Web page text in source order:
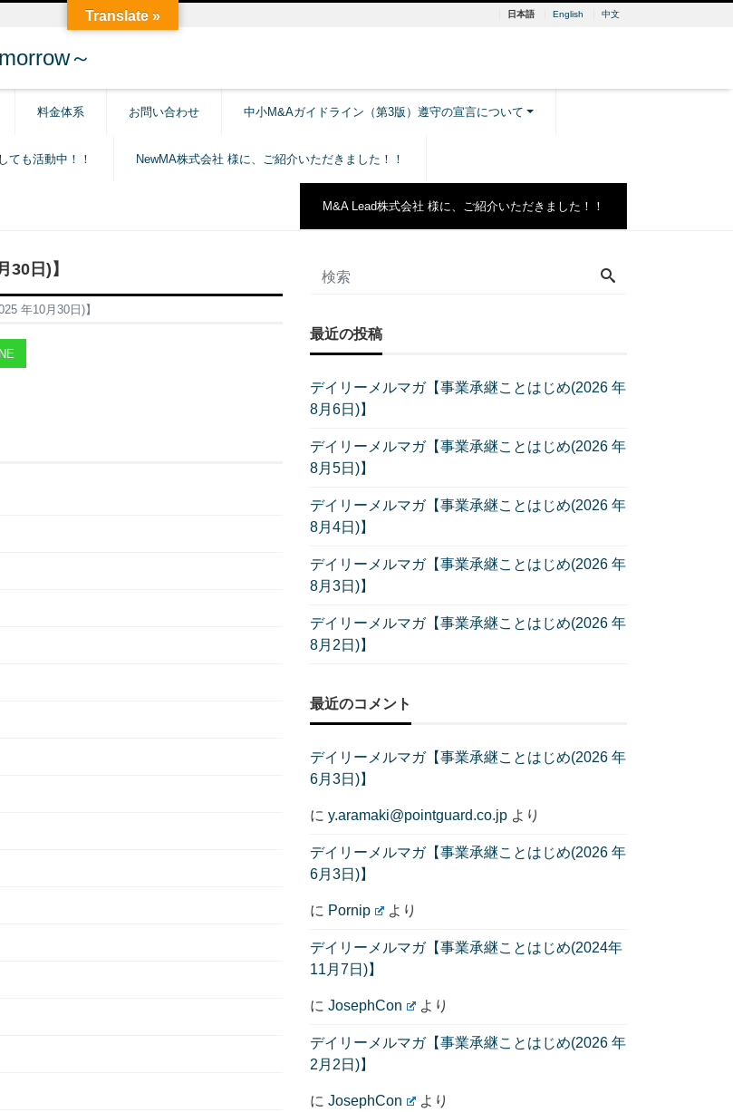
日本語 English 中文
～
料金体系 お問い合わせ 中小M&Aガイドライン（第3版）遵守の宣言について
ても活動中！！ NewMA株式会社 様に、ご紹介いただきました！！
M&A Lead株式会社 様に、ご紹介いただきました！！
日)】
年10月30日)】
最近の投稿
デイリーメルマガ【事業承継ことはじめ(2026 年
8月6日)】
デイリーメルマガ【事業承継ことはじめ(2026 年
8月5日)】
デイリーメルマガ【事業承継ことはじめ(2026 年
8月4日)】
デイリーメルマガ【事業承継ことはじめ(2026 年
8月3日)】
デイリーメルマガ【事業承継ことはじめ(2026 年
8月2日)】
最近のコメント
デイリーメルマガ【事業承継ことはじめ(2026 年
6月3日)】
に y.aramaki@pointguard.co.jp より
デイリーメルマガ【事業承継ことはじめ(2026 年
6月3日)】
に Pornip より
デイリーメルマガ【事業承継ことはじめ(2024年
11月7日)】
に JosephCon より
デイリーメルマガ【事業承継ことはじめ(2026 年
2月2日)】
に JosephCon より
Translate »